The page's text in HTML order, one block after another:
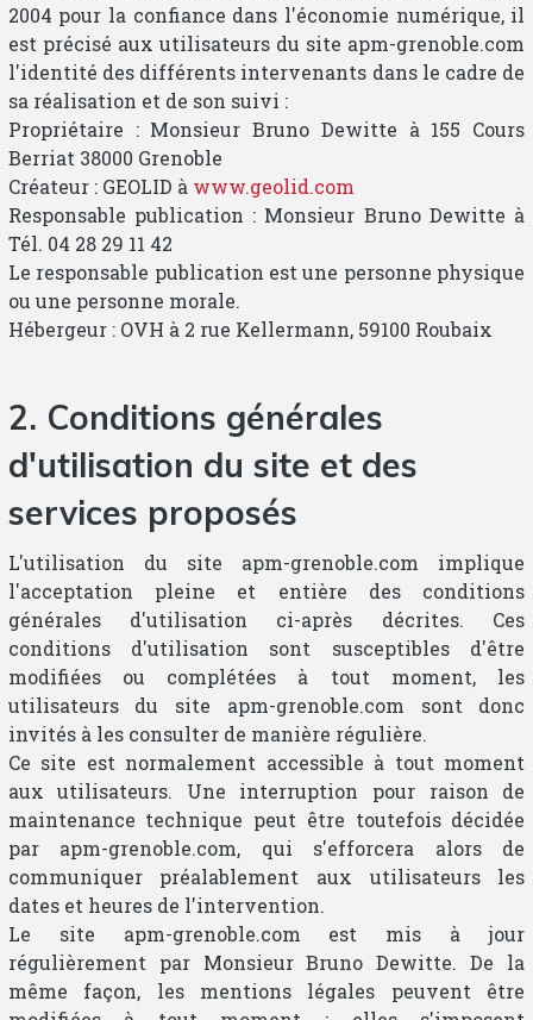
2004 pour la confiance dans l'économie numérique, il
est précisé aux utilisateurs du site apm-grenoble.com
l'identité des différents intervenants dans le cadre de
sa réalisation et de son suivi :
Propriétaire : Monsieur Bruno Dewitte à 155 Cours
Berriat 38000 Grenoble
Créateur : GEOLID à www.geolid.com
Responsable publication : Monsieur Bruno Dewitte à
Tél. 04 28 29 11 42
Le responsable publication est une personne physique
ou une personne morale.
Hébergeur : OVH à 2 rue Kellermann, 59100 Roubaix
2. Conditions générales
d'utilisation du site et des
services proposés
L'utilisation du site apm-grenoble.com implique
l'acceptation pleine et entière des conditions
générales d'utilisation ci-après décrites. Ces
conditions d'utilisation sont susceptibles d'être
modifiées ou complétées à tout moment, les
utilisateurs du site apm-grenoble.com sont donc
invités à les consulter de manière régulière.
Ce site est normalement accessible à tout moment
aux utilisateurs. Une interruption pour raison de
maintenance technique peut être toutefois décidée
par apm-grenoble.com, qui s'efforcera alors de
communiquer préalablement aux utilisateurs les
dates et heures de l'intervention.
Le site apm-grenoble.com est mis à jour
régulièrement par Monsieur Bruno Dewitte. De la
même façon, les mentions légales peuvent être